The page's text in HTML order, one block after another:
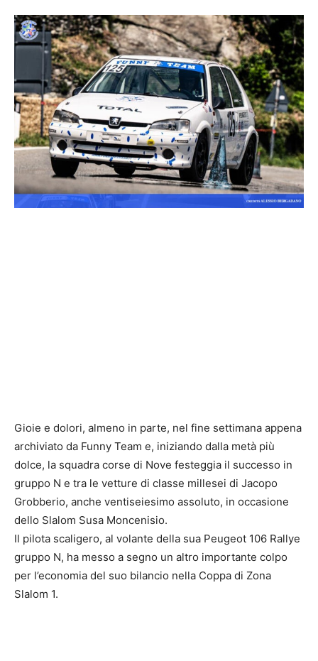
Gioie e dolori, almeno in parte, nel fine settimana appena
archiviato da Funny Team e, iniziando dalla metà più
dolce, la squadra corse di Nove festeggia il successo in
gruppo N e tra le vetture di classe millesei di Jacopo
Grobberio, anche ventiseiesimo assoluto, in occasione
dello Slalom Susa Moncenisio.
Il pilota scaligero, al volante della sua Peugeot 106 Rallye
gruppo N, ha messo a segno un altro importante colpo
per l’economia del suo bilancio nella Coppa di Zona
Slalom 1.